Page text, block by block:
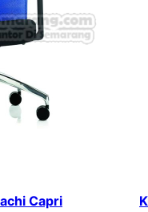
Capri